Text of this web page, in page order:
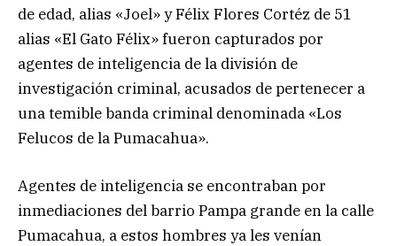
de edad, alias «Joel» y Félix Flores Cortéz de 51
alias «El Gato Félix» fueron capturados por
agentes de inteligencia de la división de
investigación criminal, acusados de pertenecer a
una temible banda criminal denominada «Los
Felucos de la Pumacahua».
Agentes de inteligencia se encontraban por
inmediaciones del barrio Pampa grande en la calle
Pumacahua, a estos hombres ya les venían